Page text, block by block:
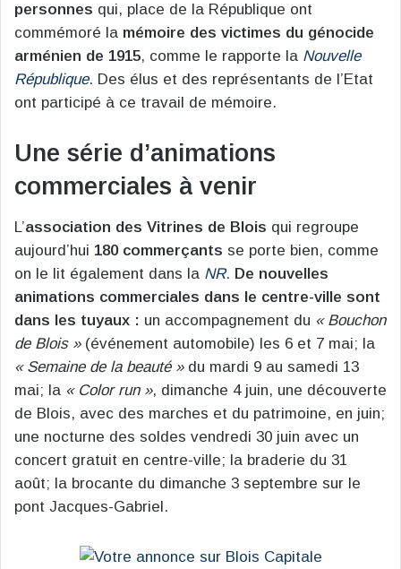
personnes qui, place de la République ont
commémoré la mémoire des victimes du génocide
arménien de 1915, comme le rapporte la Nouvelle
République. Des élus et des représentants de l’Etat
ont participé à ce travail de mémoire.
Une série d’animations
commerciales à venir
L’association des Vitrines de Blois qui regroupe
aujourd’hui 180 commerçants se porte bien, comme
on le lit également dans la NR. De nouvelles
animations commerciales dans le centre-ville sont
dans les tuyaux : un accompagnement du « Bouchon
de Blois »(événement automobile) les 6 et 7 mai; la
« Semaine de la beauté »du mardi 9 au samedi 13
mai; la « Color run », dimanche 4 juin, une découverte
de Blois, avec des marches et du patrimoine, en juin;
une nocturne des soldes vendredi 30 juin avec un
concert gratuit en centre-ville; la braderie du 31
août; la brocante du dimanche 3 septembre sur le
pont Jacques-Gabriel.